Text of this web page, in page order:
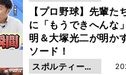
【プロ野球】先輩た
に「もうできへんな
明＆大塚光二が明か
ソード！
動画
スポルティーバ